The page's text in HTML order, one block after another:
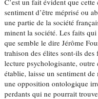
C’est un fait évident que
sentiment d’être méprisé ou
une partie de la société
minent la société. Les faits
que semble le dire Jérôme
trahison des élites sont-ils
lecture psychologisante,
établie, laisse un sentiment
une opposition ontologique
perdants qui ne pourrait